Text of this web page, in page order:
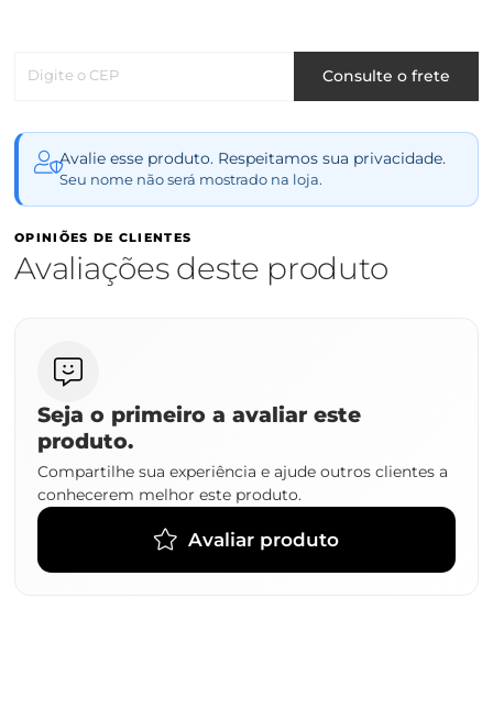
Digite o CEP Consulte o frete
Avalie esse produto. Respeitamos sua privacidade.
Seu nome não será mostrado na loja.
OPINIÕES DE CLIENTES
Avaliações deste produto
Seja o primeiro a avaliar este
produto.
Compartilhe sua experiência e ajude outros clientes a
conhecerem melhor este produto.
Avaliar produto